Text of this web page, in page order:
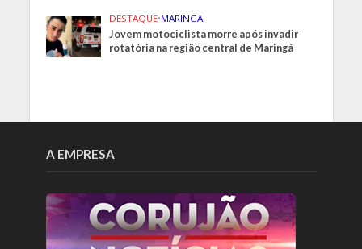
DESTAQUE•MARINGA
Jovem motociclista morre após invadir
rotatória na região central de Maringá
A EMPRESA